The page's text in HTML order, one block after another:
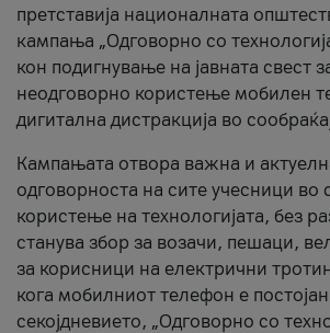
претставија националната
кампања „Одговорно со
кон подигнување на јавната свест
неодговорно користење мобилен
дигитална дистракција во
Кампањата отвора важна и
одговорноста на сите учесници во
користење на технологијата, без
станува збор за возачи, пешаци,
за корисници на електрични
кога мобилниот телефон е
секојдневието, „Одговорно со